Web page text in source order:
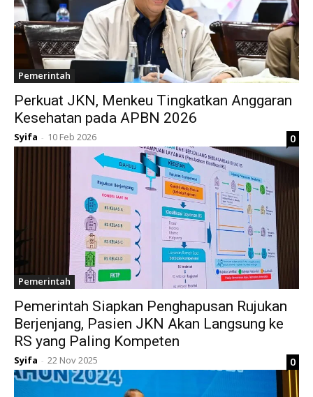
Pemerintah
Perkuat JKN, Menkeu Tingkatkan Anggaran
Kesehatan pada APBN 2026
Syifa - 10 Feb 2026 0
Pemerintah
Pemerintah Siapkan Penghapusan Rujukan
Berjenjang, Pasien JKN Akan Langsung ke
RS yang Paling Kompeten
Syifa - 22 Nov 2025 0